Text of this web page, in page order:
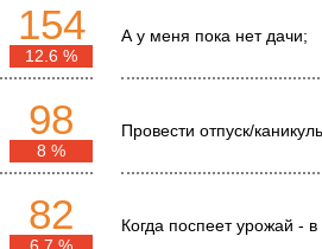
154
12.6 %
А у меня пока нет дачи;
98
8 %
Провести отпуск/
82 Когда поспеет урожай - в